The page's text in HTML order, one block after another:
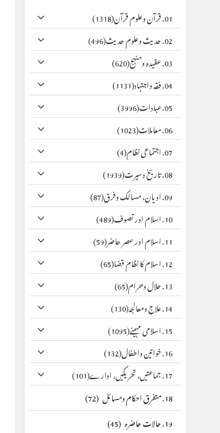
01. قرآن وعلوم قرآن
(1318)
02. حدیث وعلوم حدیث
(496)
03. عقیدہ ومنہج
(620)
04. فقہ واجتہاد
(1131)
05. عبادات
(3996)
06. معاملات
(1023)
07. اجتماعی نظام
(4)
08. تاریخ وسیرت
(1939)
09. ادیان، مسالک وفرق
(87)
10. اسلام اور تصوف
(489)
11. اسلام اور عصر حاضر
(59)
12. اسلام کا نظام قضا
(65)
13. حلال وحرام
(65)
14. علاج ومعالجہ
(130)
15. اسلامی مہینے
(1095)
16. خواتین واطفال
(132)
17. جماعتیں، تحریکیں، ادارے
(101)
18. متفرق احکام ومسائل
(72)
19. حالات حاضرہ
(45)